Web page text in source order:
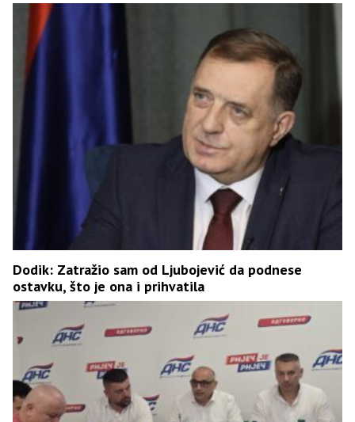
Dodik: Zatražio sam od Ljubojević da podnese
ostavku, što je ona i prihvatila